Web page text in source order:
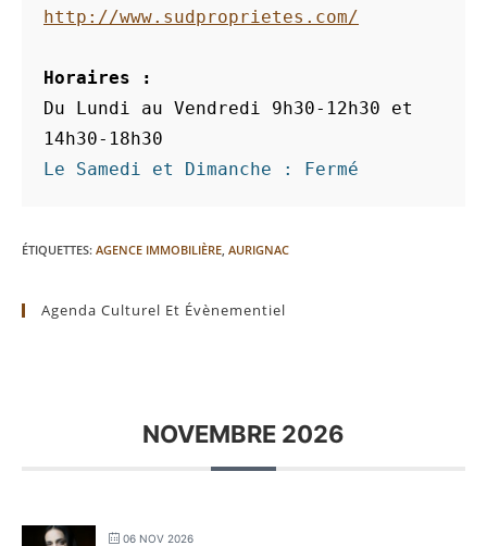
http://www.sudproprietes.com/
Horaires :
Du Lundi au Vendredi 9h30-12h30 et
14h30-18h30
Le Samedi et Dimanche : Fermé
ÉTIQUETTES: AGENCE IMMOBILIÈRE, AURIGNAC
Agenda Culturel Et Évènementiel
NOVEMBRE 2026
06 NOV 2026